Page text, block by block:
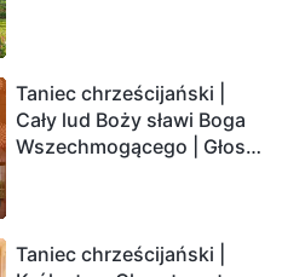
Taniec chrześcijański |
Cały lud Boży sławi Boga
Wszechmogącego | Głosy
Taniec chrześcijański |